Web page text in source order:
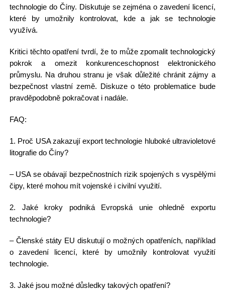
technologie do Číny. Diskutuje se zejména o zavedení licencí,
které by umožnily kontrolovat, kde a jak se technologie
využívá.
Kritici těchto opatření tvrdí, že to může zpomalit technologický
pokrok a omezit konkurenceschopnost elektronického
průmyslu. Na druhou stranu je však důležité chránit zájmy a
bezpečnost vlastní země. Diskuze o této problematice bude
pravděpodobně pokračovat i nadále.
FAQ:
1. Proč USA zakazují export technologie hluboké ultravioletové
litografie do Číny?
– USA se obávají bezpečnostních rizik spojených s vyspělými
čipy, které mohou mít vojenské i civilní využití.
2. Jaké kroky podniká Evropská unie ohledně exportu
technologie?
– Členské státy EU diskutují o možných opatřeních, například
o zavedení licencí, které by umožnily kontrolovat využití
technologie.
3. Jaké jsou možné důsledky takových opatření?